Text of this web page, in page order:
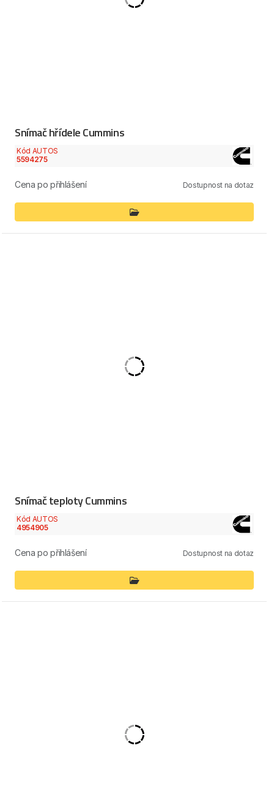
Snímač hřídele Cummins
Kód AUTOS
5594275
Cena po přihlášení Dostupnost na dotaz
Snímač teploty Cummins
Kód AUTOS
4954905
Cena po přihlášení Dostupnost na dotaz